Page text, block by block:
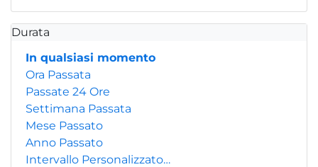
Durata
In qualsiasi momento
Ora Passata
Passate 24 Ore
Settimana Passata
Mese Passato
Anno Passato
Intervallo Personalizzato…